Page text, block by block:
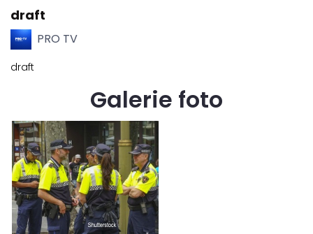
draft
PRO TV
draft
Galerie foto